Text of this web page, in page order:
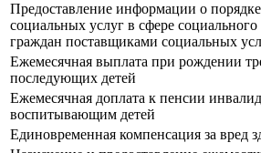
Предоставление информации о
социальных услуг в сфере
граждан поставщиками социальных
Ежемесячная выплата при рождении
последующих детей
Ежемесячная доплата к пенсии
воспитывающим детей
Единовременная компенсация за вред